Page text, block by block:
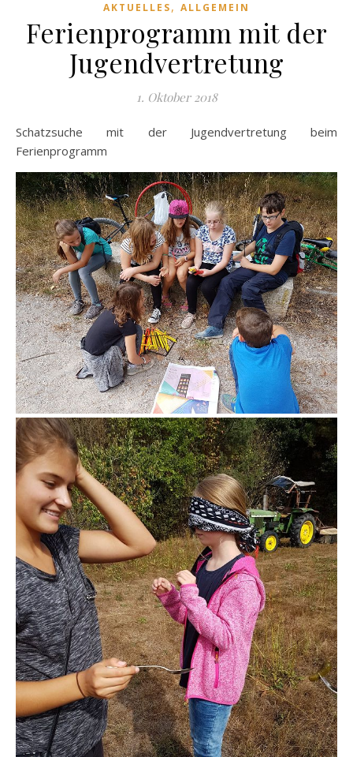
AKTUELLES, ALLGEMEIN
Ferienprogramm mit der
Jugendvertretung
1. Oktober 2018
Schatzsuche mit der Jugendvertretung beim
Ferienprogramm